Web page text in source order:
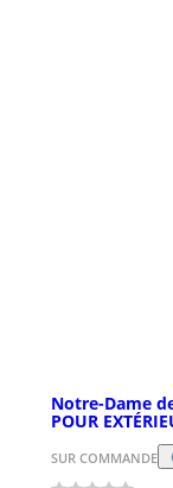
Notre-Dame
POUR
SUR COMMANDE